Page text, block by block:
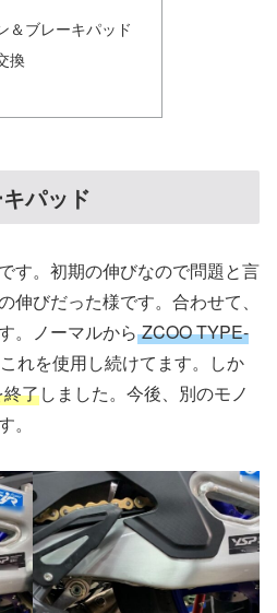
＆ブレーキパッド
換
パッド
す。初期の伸びなので問題と言
伸びだった様です。合わせて、
。ノーマルからZCOO TYPE-
れを使用し続けてます。しか
了しました。今後、別のモノ
。